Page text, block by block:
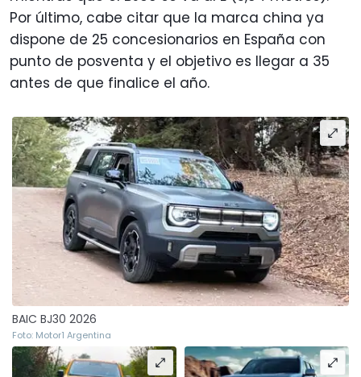
Por último, cabe citar que la marca china ya
dispone de 25 concesionarios en España con
punto de posventa y el objetivo es llegar a 35
antes de que finalice el año.
BAIC BJ30 2026
Foto: Motor1 Argentina